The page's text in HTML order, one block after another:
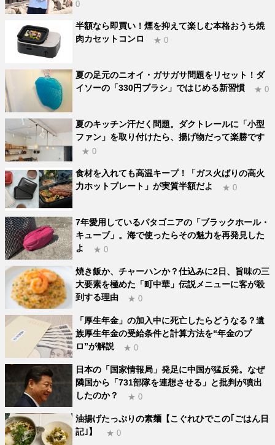
0
半額なら即買い！煙を抑えて楽しむ本格おうち焼
肉カセットコンロ
★ 0
夏の足元のニオイ・ガサガサ問題をリセット！ダ
イソーの「330円ブラシ」ではじめる新習慣
★ 0
夏のキッチン汗だく問題。ダクトレールに「小型
ファン」を取り付けたら、揚げ物だって楽勝です
★ 0
食材を入れても高温キープ！「ガス火ばりの高火
力ホットプレート」が実質半額だよ
★ 0
7年愛用しているパタゴニアの「ブラックホール・
キューブ」。海で使ったらその魅力を再発見した
よ
★ 0
焼き飯か、チャーハンか？仕込みに2日、旨味の三
大要素を極めた「町中華」伝説メニューに客が殺
到する理由
★ 0
「厚生年金」の加入中に死亡したらどうなる？遺
族厚生年金の受給条件と計算方法を“年金のプ
ロ”が解説
★ 0
日本の「国家情報局」発足に中国が猛反発。なぜ
隣国から「731部隊を連想させる」と批判が噴出
したのか？
★ 0
油揚げたっぷりの素麺【こぐれひでこの｢ごはん日
記｣】
★ 0